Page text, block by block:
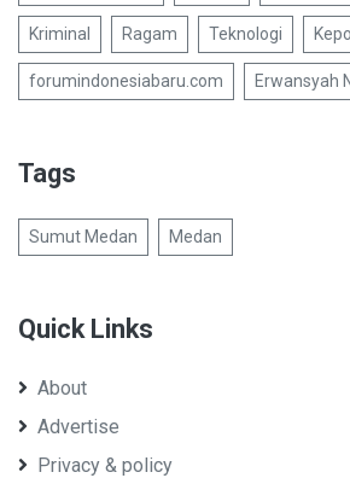
Kriminal Ragam Teknologi
forumindonesiabaru.com Erwansyah
Tags
Sumut Medan Medan
Quick Links
About
Advertise
Privacy & policy